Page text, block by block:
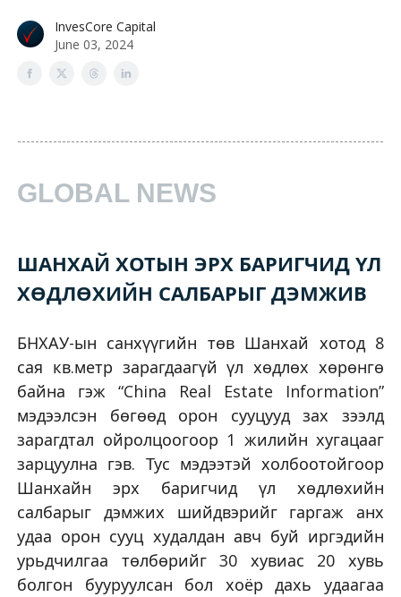
InvesCore Capital
June 03, 2024
GLOBAL NEWS
ШАНХАЙ ХОТЫН ЭРХ БАРИГЧИД ҮЛ
ХӨДЛӨХИЙН САЛБАРЫГ ДЭМЖИВ
БНХАУ-ын санхүүгийн төв Шанхай хотод 8
сая кв.метр зарагдаагүй үл хөдлөх хөрөнгө
байна гэж “China Real Estate Information”
мэдээлсэн бөгөөд орон сууцууд зах зээлд
зарагдтал ойролцоогоор 1 жилийн хугацааг
зарцуулна гэв. Тус мэдээтэй холбоотойгоор
Шанхайн эрх баригчид үл хөдлөхийн
салбарыг дэмжих шийдвэрийг гаргаж анх
удаа орон сууц худалдан авч буй иргэдийн
урьдчилгаа төлбөрийг 30 хувиас 20 хувь
болгон бууруулсан бол хоёр дахь удаагаа